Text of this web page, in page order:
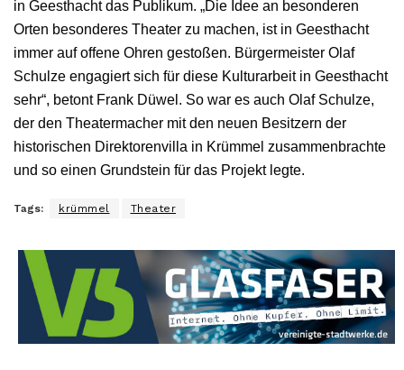
in Geesthacht das Publikum. „Die Idee an besonderen
Orten besonderes Theater zu machen, ist in Geesthacht
immer auf offene Ohren gestoßen. Bürgermeister Olaf
Schulze engagiert sich für diese Kulturarbeit in Geesthacht
sehr“, betont Frank Düwel. So war es auch Olaf Schulze,
der den Theatermacher mit den neuen Besitzern der
historischen Direktorenvilla in Krümmel zusammenbrachte
und so einen Grundstein für das Projekt legte.
Tags: krümmel Theater